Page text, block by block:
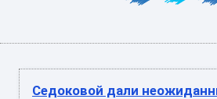
Седоковой дали